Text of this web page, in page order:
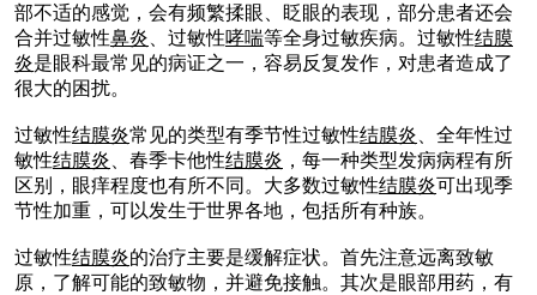
部不适的感觉，会有频繁揉眼、眨眼的表现，部分患者还会
合并过敏性鼻炎 、过敏性哮喘等全身过敏疾病。过敏性结膜
炎是眼科最常见的病证之一，容易反复发作，对患者造成了
很大的困扰。
过敏性结膜炎常见的类型有季节性过敏性结膜炎 、全年性过
敏性结膜炎 、春季卡他性结膜炎 ，每一种类型发病病程有所
区别，眼痒程度也有所不同。大多数过敏性结膜炎可出现季
节性加重，可以发生于世界各地，包括所有种族。
过敏性结膜炎的治疗主要是缓解症状。首先注意远离致敏
原，了解可能的致敏物，并避免接触。其次是眼部用药，有